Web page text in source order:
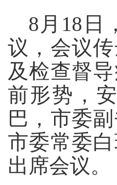
8月18日
议，会议
及检查督
前形势，
巴，市委
市委常委
出席会议。